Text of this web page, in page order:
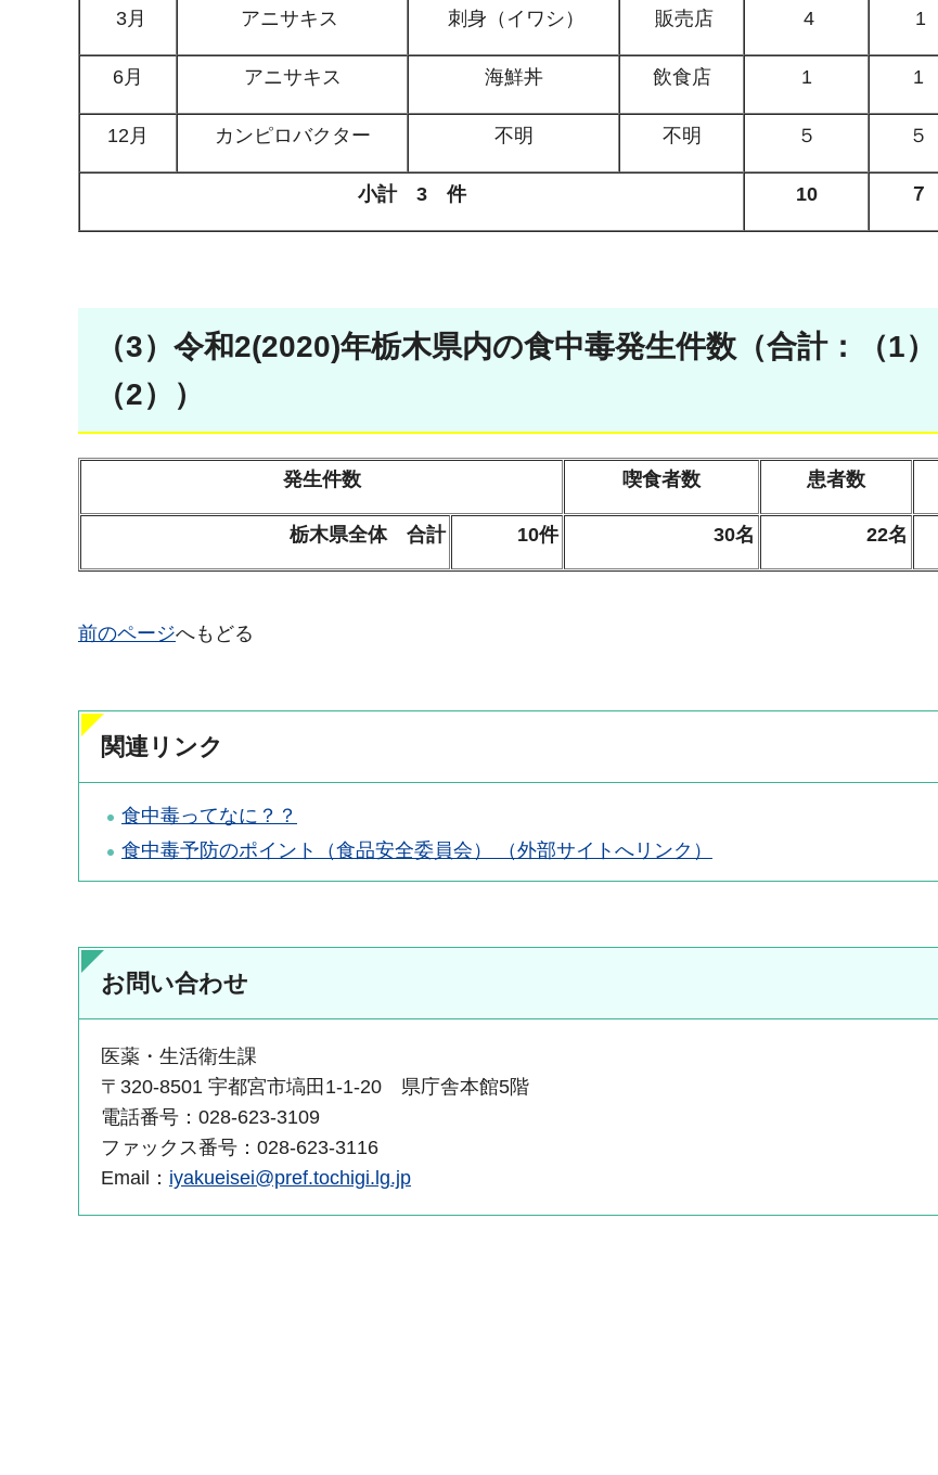
3月 アニサキス 刺身（イワシ） 販売店 4 1
6月 アニサキス 海鮮丼 飲食店 1 1
12月 カンピロバクター 不明 不明 ５ ５
小計 3 件 10 ７
（3）令和2(2020)年栃木県内の食中毒発生件数（合計：（1）
（2））
発生件数 喫食者数 患者数
栃木県全体 合計 10件 30名 22名
前のページへもどる
関連リンク
食中毒ってなに？？
食中毒予防のポイント（食品安全委員会） （外部サイトへリンク）
お問い合わせ
医薬・生活衛生課
〒320-8501 宇都宮市塙田1-1-20 県庁舎本館5階
電話番号：028-623-3109
ファックス番号：028-623-3116
Email： iyakueisei@pref.tochigi.lg.jp